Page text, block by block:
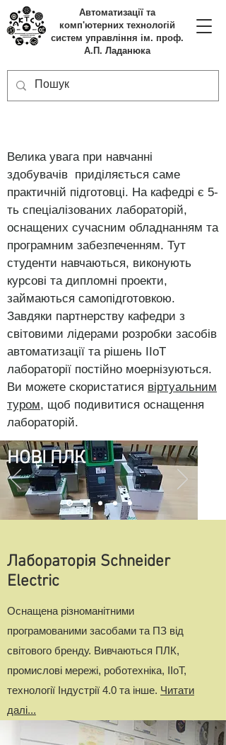
Автоматизації та
комп'ютерних технологій
систем управління ім. проф.
А.П. Ладанюка
Велика увага при навчанні
здобувачів приділяється саме
практичній підготовці. На кафедрі є 5-
ть спеціалізованих лабораторій,
оснащених сучасним обладнанням та
програмним забезпеченням. Тут
студенти навчаються, виконують
курсові та дипломні проекти,
займаються самопідготовкою.
Завдяки партнерству кафедри з
світовими лідерами розробки засобів
автоматизації та рішень IIoT
лабораторії постійно моернізуються.
Ви можете скористатися віртуальним
туром, щоб подивитися оснащення
лабораторій.
НОВІ ПЛК
Лабораторія Schneider
Electric
Оснащена різноманітними
програмованими засобами та ПЗ від
світового бренду. Вивчаються ПЛК,
промислові мережі, роботехніка, IIoT,
технології Індустрії 4.0 та інше. Читати
далі...